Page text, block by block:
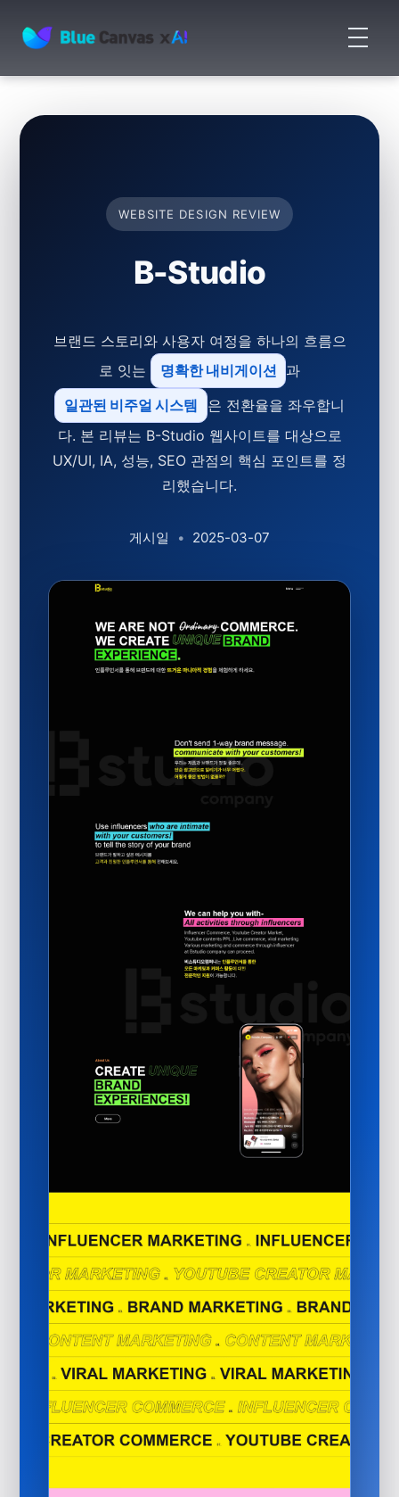
BLUECANVAS
메
뉴
기
WEBSITE DESIGN REVIEW
B-Studio
브랜드 스토리와 사용자 여정을 하나의 흐름으
로 잇는
명확한 내비게이션 과
일관된 비주얼 시스템
은 전환율을 좌우합니
다. 본 리뷰는 B-Studio 웹사이트를 대상으로
UX/UI, IA, 성능, SEO 관점의 핵심 포인트를 정
리했습니다.
게시일 • 2025-03-07